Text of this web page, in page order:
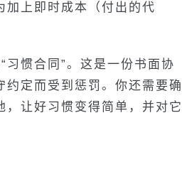
加上即时成本（付出的代
惯合同”。这是一份书面协
定而受到惩罚。你还需要确
让好习惯变得简单，并对它